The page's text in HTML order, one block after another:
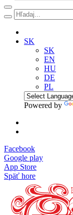
SK
SK
EN
HU
DE
PL
Powered by
Facebook
Google play
App Store
Späť hore